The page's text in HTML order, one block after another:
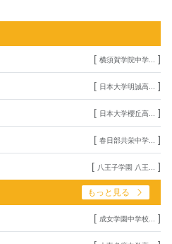
[ 横須賀学院中学... ]
[ 日本大学明誠高... ]
[ 日本大学櫻丘高... ]
[ 春日部共栄中学... ]
[ 八王子学園 八王... ]
もっと見る
[ 成女学園中学校... ]